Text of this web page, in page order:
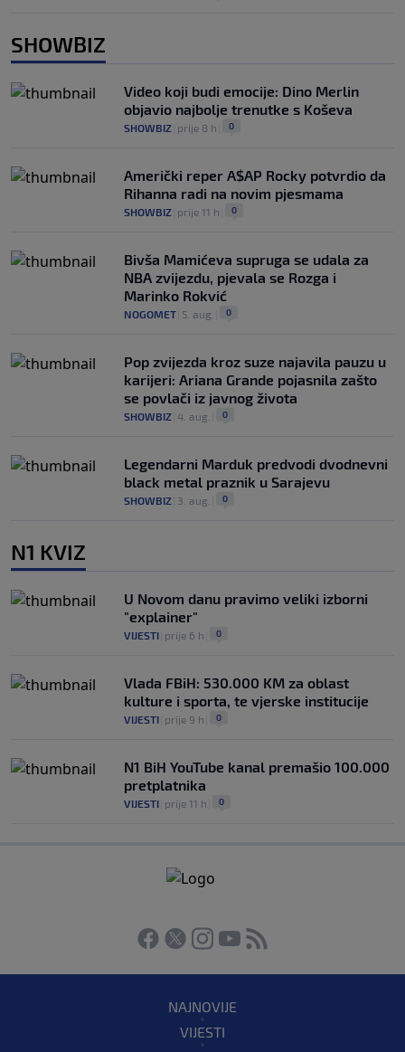
SHOWBIZ
Video koji budi emocije: Dino Merlin
objavio najbolje trenutke s Koševa
SHOWBIZ prije 8 h 0
Američki reper A$AP Rocky potvrdio da
Rihanna radi na novim pjesmama
SHOWBIZ prije 11 h 0
Bivša Mamićeva supruga se udala za
NBA zvijezdu, pjevala se Rozga i
Marinko Rokvić
NOGOMET 5. aug. 0
Pop zvijezda kroz suze najavila pauzu u
karijeri: Ariana Grande pojasnila zašto
se povlači iz javnog života
SHOWBIZ 4. aug. 0
Legendarni Marduk predvodi dvodnevni
black metal praznik u Sarajevu
SHOWBIZ 3. aug. 0
N1 KVIZ
U Novom danu pravimo veliki izborni
"explainer"
VIJESTI prije 6 h 0
Vlada FBiH: 530.000 KM za oblast
kulture i sporta, te vjerske institucije
VIJESTI prije 9 h 0
N1 BiH YouTube kanal premašio 100.000
pretplatnika
VIJESTI prije 11 h 0
NAJNOVIJE
VIJESTI